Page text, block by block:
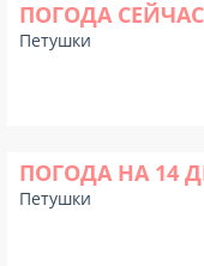
ПОГОДА СЕЙЧАС
Петушки
ПОГОДА НА 14
Петушки